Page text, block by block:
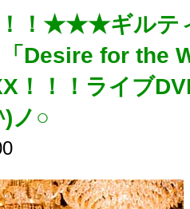
！！★★★ギル
Desire for the
！！！ライブ
ノ○